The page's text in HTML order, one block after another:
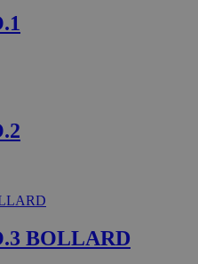
BOLLARD